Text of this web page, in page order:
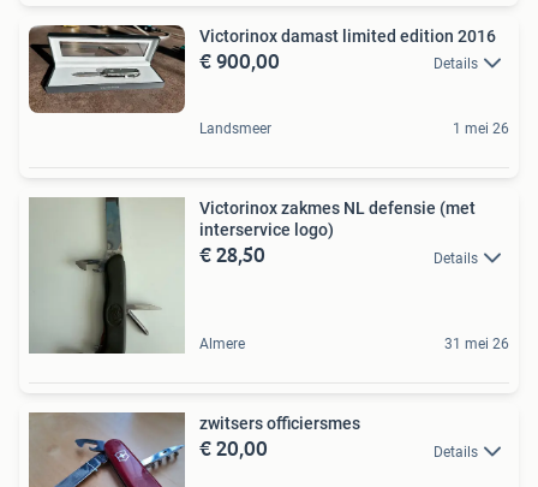
Victorinox damast limited edition 2016
€ 900,00 Details
Landsmeer 1 mei 26
Victorinox zakmes NL defensie (met
interservice logo)
€ 28,50 Details
Almere 31 mei 26
zwitsers officiersmes
€ 20,00 Details